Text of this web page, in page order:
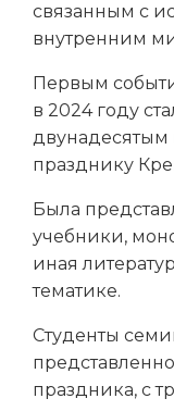
связанным с
внутренним
Первым
в 2024 году
двунадесятым
празднику
Была
учебники,
иная
тематике.
Студенты
праздника, с